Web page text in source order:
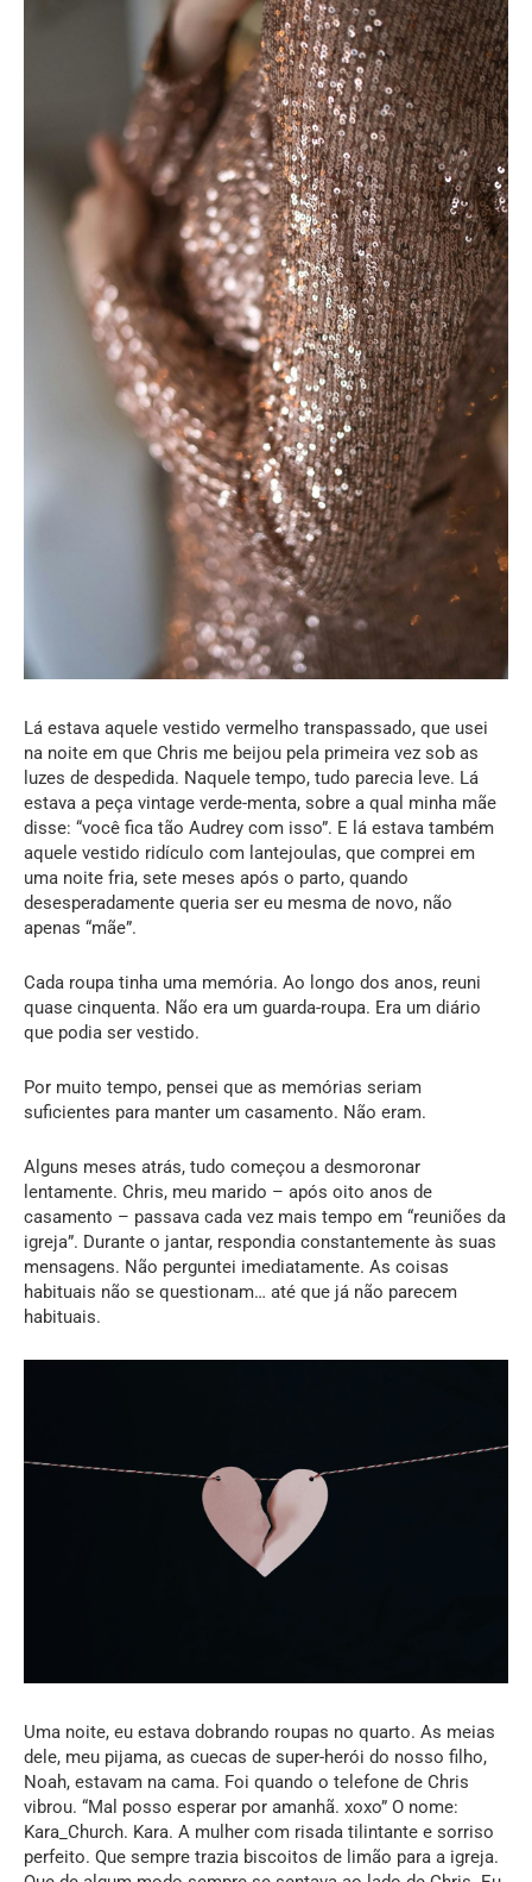
Lá estava aquele vestido vermelho transpassado, que usei
na noite em que Chris me beijou pela primeira vez sob as
luzes de despedida. Naquele tempo, tudo parecia leve. Lá
estava a peça vintage verde-menta, sobre a qual minha mãe
disse: “você fica tão Audrey com isso”. E lá estava também
aquele vestido ridículo com lantejoulas, que comprei em
uma noite fria, sete meses após o parto, quando
desesperadamente queria ser eu mesma de novo, não
apenas “mãe”.
Cada roupa tinha uma memória. Ao longo dos anos, reuni
quase cinquenta. Não era um guarda-roupa. Era um diário
que podia ser vestido.
Por muito tempo, pensei que as memórias seriam
suficientes para manter um casamento. Não eram.
Alguns meses atrás, tudo começou a desmoronar
lentamente. Chris, meu marido – após oito anos de
casamento – passava cada vez mais tempo em “reuniões da
igreja”. Durante o jantar, respondia constantemente às suas
mensagens. Não perguntei imediatamente. As coisas
habituais não se questionam… até que já não parecem
habituais.
Uma noite, eu estava dobrando roupas no quarto. As meias
dele, meu pijama, as cuecas de super-herói do nosso filho,
Noah, estavam na cama. Foi quando o telefone de Chris
vibrou. “Mal posso esperar por amanhã. xoxo” O nome:
Kara_Church. Kara. A mulher com risada tilintante e sorriso
perfeito. Que sempre trazia biscoitos de limão para a igreja.